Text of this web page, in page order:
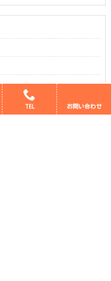
TEL お問い合わせ